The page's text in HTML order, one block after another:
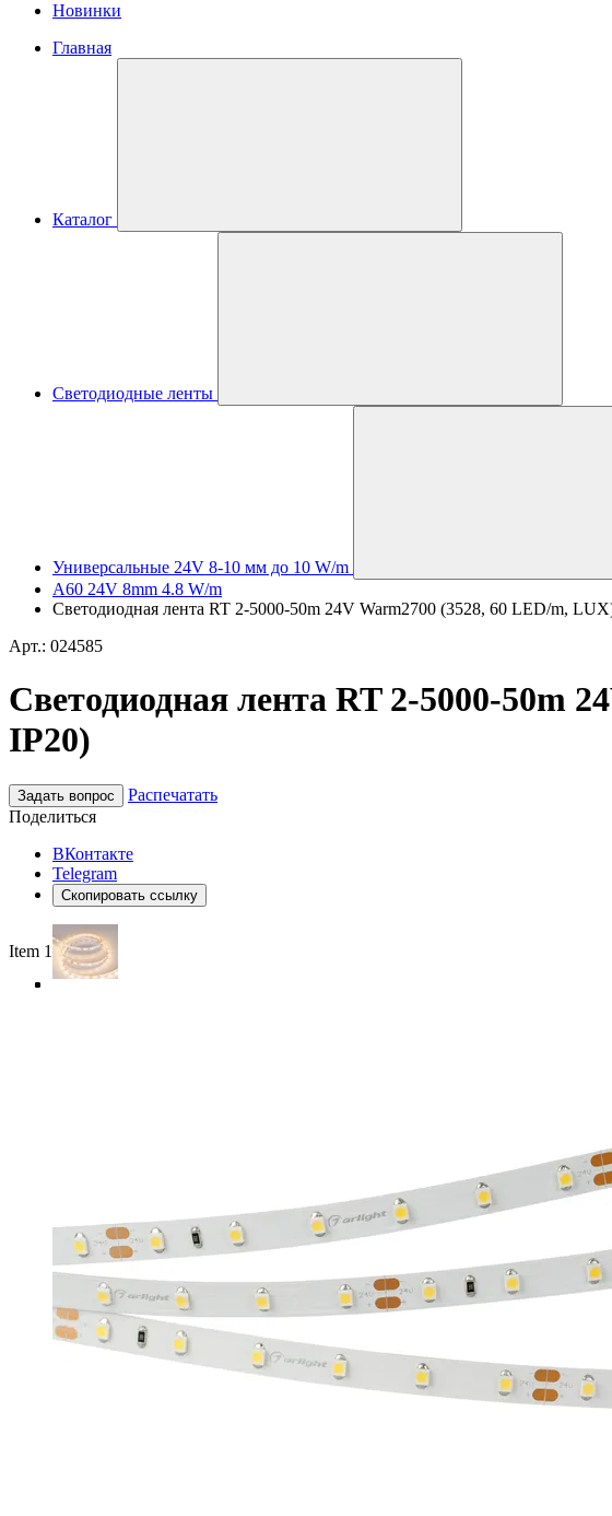
Новинки
Главная
Каталог
Светодиодные ленты
Универсальные 24V 8-10 мм до 10 W/m
A60 24V 8mm 4.8 W/m
Светодиодная лента RT 2-5000-50m 24V Warm2700 (3528, 60 LED/m,
Арт.: 024585
Светодиодная лента RT 2-5000-50m
IP20)
Задать вопрос
Распечатать
Поделиться
ВКонтакте
Telegram
Скопировать ссылку
Item 1 of 4